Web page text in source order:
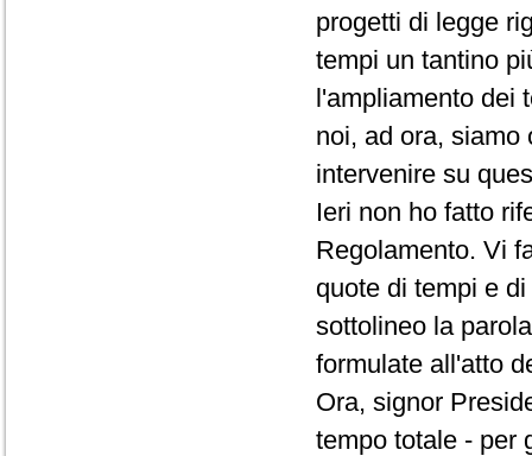
progetti di legge
tempi un tantino
l'ampliamento dei
noi, ad ora, siamo
intervenire su
Ieri non ho fatto
Regolamento. Vi
quote di tempi e
sottolineo la
formulate all'atto
Ora, signor
tempo totale - per